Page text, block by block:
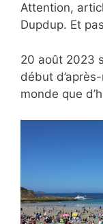
Attention,
Dupdup. Et
20 août 2023
début
monde que